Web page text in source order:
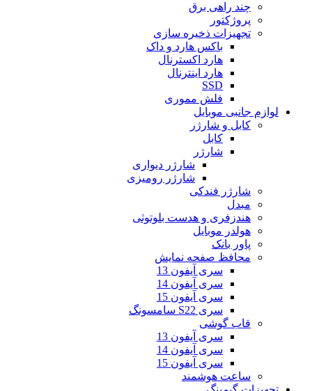
چند راهی برق
پروژکتور
تجهیزات ذخیره سازی
باکس هارد و داک
هارد اکسترنال
هارد اینترنال
SSD
فلش مموری
لوازم جانبی موبایل
کابل و شارژر
کابل
شارژر
شارژر دیواری
شارژر رومیزی
شارژر فندکی
مبدل
هندزفری و هدست بلوتوثی
هولدر موبایل
پاور بانک
محافظ صفحه نمایش
سری آیفون 13
سری آیفون 14
سری آیفون 15
سری S22 سامسونگ
قاب گوشی
سری آیفون 13
سری آیفون 14
سری آیفون 15
ساعت هوشمند